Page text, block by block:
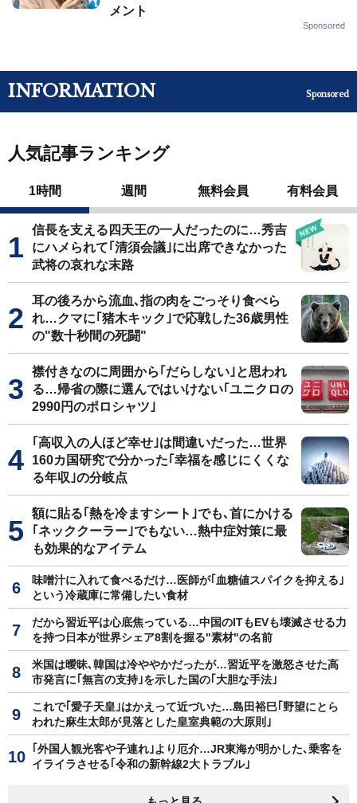
メント
Sponsored
INFORMATION Sponsored
人気記事ランキング
1時間 週間 無料会員 有料会員
信長を支える四天王の一人だったのに…秀吉
にハメられて｢清須会議｣に出席できなかった
武将の哀れな末路
耳の後ろから流血､指の肉をごっそり食べら
れ…クマに｢猪木キック｣で応戦した36歳男性
の"数十秒間の死闘"
襟付きなのに周囲から｢だらしない｣と思われ
る…帰省の際に選んではいけない｢ユニクロの
2990円のポロシャツ｣
｢高収入の人ほど幸せ｣は間違いだった…世界
160カ国研究で分かった｢幸福を感じにくくな
る年収｣の分岐点
額に貼る｢熱を冷ますシート｣でも､首にかける
｢ネッククーラー｣でもない…熱中症対策に最
も効果的なアイテム
味噌汁に入れて食べるだけ…医師が｢血糖値スパイクを抑える｣
という冷蔵庫に常備したい食材
だから習近平は心底焦っている…中国のITもEVも壊滅させる力
を持つ日本が世界シェア8割を握る"素材"の名前
米国は曖昧､韓国は冷ややかだったが…習近平を激怒させた高
市発言に｢無言の支持｣を示した国の｢大胆な手法｣
これで｢愛子天皇｣はかえって近づいた…島田裕巳｢野望にとら
われた麻生太郎が見落とした皇室典範の大原則｣
｢外国人観光客や子連れ｣より厄介…JR東海が明かした､乗客を
イライラさせる｢令和の新幹線2大トラブル｣